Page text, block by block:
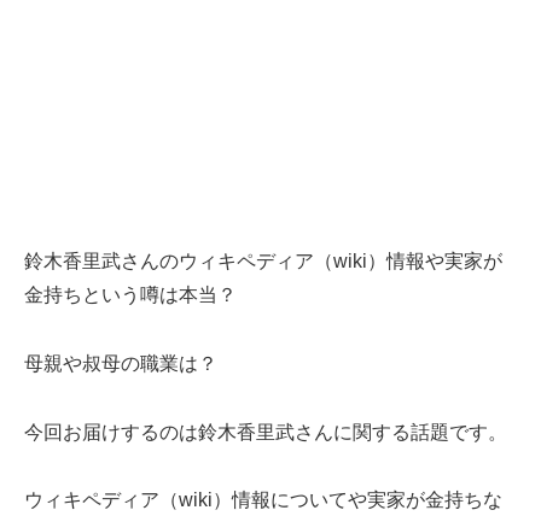
鈴木香里武さんのウィキペディア（wiki）情報や実家が
金持ちという噂は本当？
母親や叔母の職業は？
今回お届けするのは鈴木香里武さんに関する話題です。
ウィキペディア（wiki）情報についてや実家が金持ちな